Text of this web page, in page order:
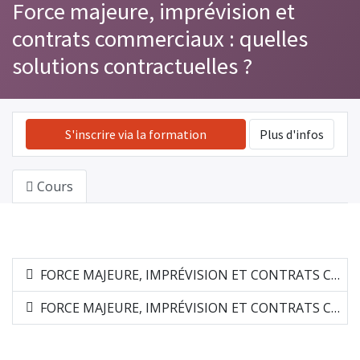
Force majeure, imprévision et
contrats commerciaux : quelles
solutions contractuelles ?
S'inscrire via la formation Plus d'infos
Cours
FORCE MAJEURE, IMPRÉVISION ET CONTRATS COMMERCIAUX : QUELLES SOLUTIONS CONTRACTUELLES ?
FORCE MAJEURE, IMPRÉVISION ET CONTRATS COMMERCIAUX : QUELLES SOLUTIONS CONTRACTUELLES ?